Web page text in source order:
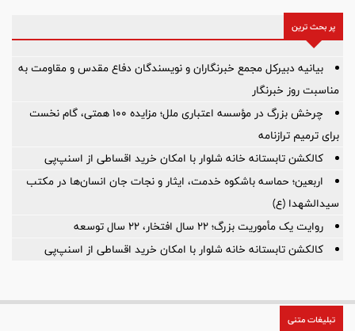
پر بحث ترین
بیانیه دبیرکل مجمع خبرنگاران و نویسندگان دفاع مقدس و مقاومت به
مناسبت روز خبرنگار
چرخش بزرگ در مؤسسه اعتباری ملل؛ مزایده ۱۰۰ همتی، گام نخست
برای ترمیم ترازنامه
کالکشن تابستانه خانه شلوار با امکان خرید اقساطی از اسنپ‌پی
اربعین؛ حماسه باشکوه خدمت، ایثار و نجات جان انسان‌ها در مکتب
سیدالشهدا (ع)
روایت یک مأموریت بزرگ؛ ۲۲ سال افتخار، ۲۲ سال توسعه
کالکشن تابستانه خانه شلوار با امکان خرید اقساطی از اسنپ‌پی
تبلیغات متنی